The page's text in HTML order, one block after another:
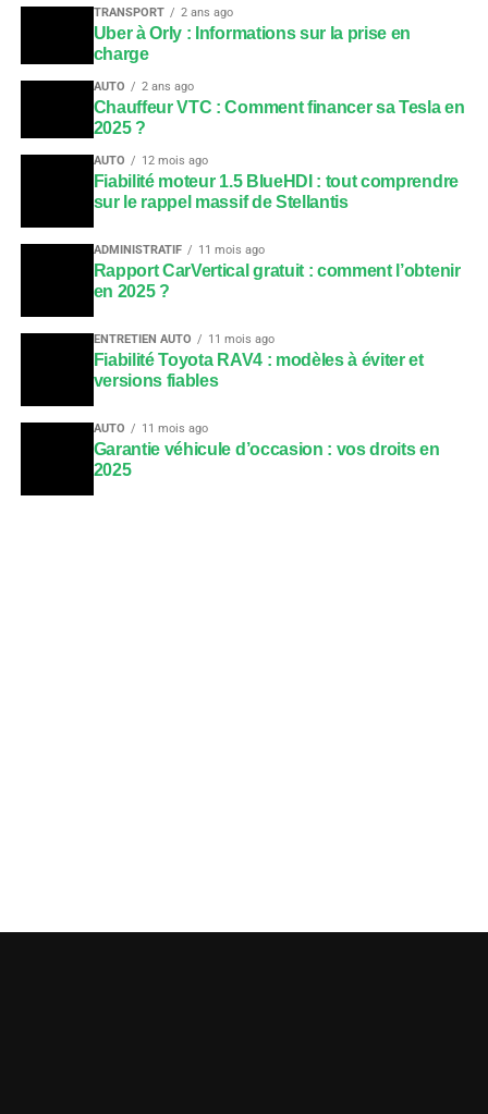
TRANSPORT 2 ans ago
Uber à Orly : Informations sur la prise en
charge
AUTO 2 ans ago
Chauffeur VTC : Comment financer sa Tesla en
2025 ?
AUTO 12 mois ago
Fiabilité moteur 1.5 BlueHDI : tout comprendre
sur le rappel massif de Stellantis
ADMINISTRATIF 11 mois ago
Rapport CarVertical gratuit : comment l’obtenir
en 2025 ?
ENTRETIEN AUTO 11 mois ago
Fiabilité Toyota RAV4 : modèles à éviter et
versions fiables
AUTO 11 mois ago
Garantie véhicule d’occasion : vos droits en
2025